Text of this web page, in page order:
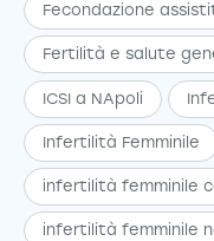
Fecondazione
Fertilità e salute
ICSI a NApoli
Infertilità Femminile
infertilità femminile
infertilità femminile